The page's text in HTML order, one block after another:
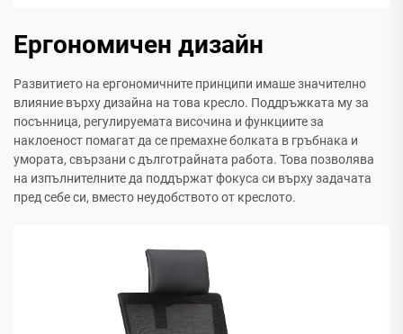
Ергономичен дизайн
Развитието на ергономичните принципи имаше значително
влияние върху дизайна на това кресло. Поддръжката му за
посънница, регулируемата височина и функциите за
наклоеност помагат да се премахне болката в гръбнака и
умората, свързани с дълготрайната работа. Това позволява
на изпълнителните да поддържат фокуса си върху задачата
пред себе си, вместо неудобството от креслото.